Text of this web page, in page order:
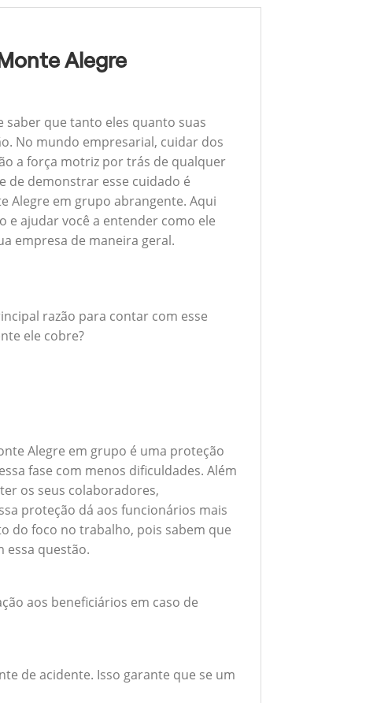
Alegre
que tanto eles quanto suas
No mundo empresarial, cuidar dos
a força motriz por trás de qualquer
de demonstrar esse cuidado é
Alegre em grupo abrangente. Aqui
e ajudar você a entender como ele
empresa de maneira geral.
razão para contar com esse
ele cobre?
Alegre em grupo é uma proteção
fase com menos dificuldades. Além
os seus colaboradores,
proteção dá aos funcionários mais
do foco no trabalho, pois sabem que
essa questão.
aos beneficiários em caso de
de acidente. Isso garante que se um